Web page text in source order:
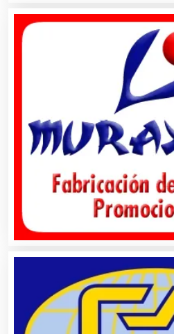
Boutiques
Cafeterías
Cajas de Ahorro
Cámaras de Comercio
Camiones para Fletes